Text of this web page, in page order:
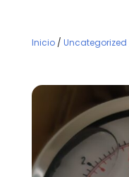
Inicio/ Uncategorized